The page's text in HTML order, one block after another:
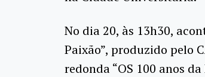
No dia 20, às 13h30,
Paixão”, produzido pelo
redonda “OS 100 anos